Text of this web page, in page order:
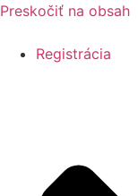
Preskočiť na obsah
Registrácia